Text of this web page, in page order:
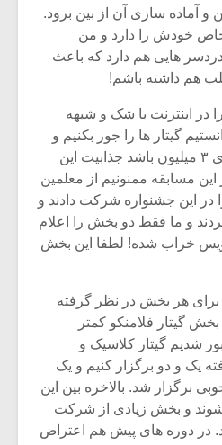
آماده سازی آن از بین برود.
خاص خودش را دارد و من
هایی هم دارد که باعث
هم داشته باشم!
در اینترنت با شک و شبهه
گیتار ها را جور بکنیم و
مخصوصا اگر گیتار ها بالای ۳ میلیون باشد جذابیت این
مسابقه ممنونیم از معلمین
در این جشنواره شرکت دادند و
و ما فقط دو بخش را اعلام
خراب شده! لطفا این بخش
۱۵ تا ۲۰ نفر را برای هر بخش در نظر گرفته
گیتار فلامنکو کمتر
شدیم گیتار کلاسیک و
یک و دو برگزار کنیم و یک
برگزار شد. بالاخره بین این
می شوند و بخش زیادی از شرکت
در دوره های پیش هم اعتراض